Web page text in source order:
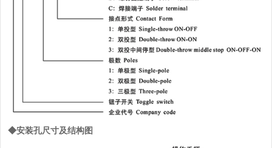
◆安装孔尺寸及结构图